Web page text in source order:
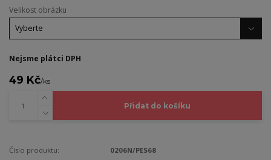
Velikost obrázku
Nejsme plátci DPH
49 Kč/ks
Přidat do košíku
Číslo produktu: 0206N/PES68